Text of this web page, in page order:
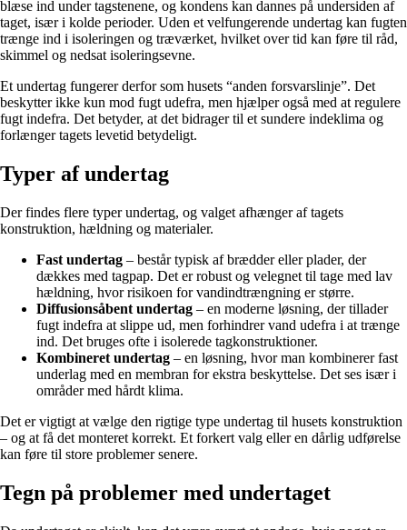
blæse ind under tagstenene, og kondens kan dannes på undersiden af
taget, især i kolde perioder. Uden et velfungerende undertag kan fugten
trænge ind i isoleringen og træværket, hvilket over tid kan føre til råd,
skimmel og nedsat isoleringsevne.
Et undertag fungerer derfor som husets “anden forsvarslinje”. Det
beskytter ikke kun mod fugt udefra, men hjælper også med at regulere
fugt indefra. Det betyder, at det bidrager til et sundere indeklima og
forlænger tagets levetid betydeligt.
Typer af undertag
Der findes flere typer undertag, og valget afhænger af tagets
konstruktion, hældning og materialer.
Fast undertag – består typisk af brædder eller plader, der
dækkes med tagpap. Det er robust og velegnet til tage med lav
hældning, hvor risikoen for vandindtrængning er større.
Diffusionsåbent undertag – en moderne løsning, der tillader
fugt indefra at slippe ud, men forhindrer vand udefra i at trænge
ind. Det bruges ofte i isolerede tagkonstruktioner.
Kombineret undertag – en løsning, hvor man kombinerer fast
underlag med en membran for ekstra beskyttelse. Det ses især i
områder med hårdt klima.
Det er vigtigt at vælge den rigtige type undertag til husets konstruktion
– og at få det monteret korrekt. Et forkert valg eller en dårlig udførelse
kan føre til store problemer senere.
Tegn på problemer med undertaget